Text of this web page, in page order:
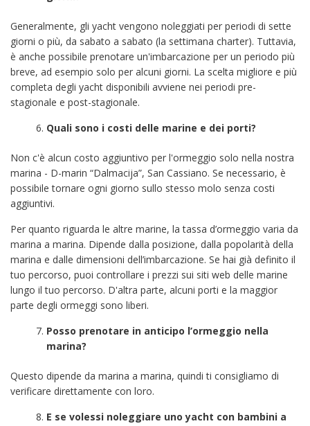
Generalmente, gli yacht vengono noleggiati per periodi di sette
giorni o più, da sabato a sabato (la settimana charter). Tuttavia,
è anche possibile prenotare un'imbarcazione per un periodo più
breve, ad esempio solo per alcuni giorni. La scelta migliore e più
completa degli yacht disponibili avviene nei periodi pre-
stagionale e post-stagionale.
Quali sono i costi delle marine e dei porti?
Non c'è alcun costo aggiuntivo per l'ormeggio solo nella nostra
marina - D-marin “Dalmacija”, San Cassiano. Se necessario, è
possibile tornare ogni giorno sullo stesso molo senza costi
aggiuntivi.
Per quanto riguarda le altre marine, la tassa d’ormeggio varia da
marina a marina. Dipende dalla posizione, dalla popolarità della
marina e dalle dimensioni dell’imbarcazione. Se hai già definito il
tuo percorso, puoi controllare i prezzi sui siti web delle marine
lungo il tuo percorso. D'altra parte, alcuni porti e la maggior
parte degli ormeggi sono liberi.
Posso prenotare in anticipo l’ormeggio nella
marina?
Questo dipende da marina a marina, quindi ti consigliamo di
verificare direttamente con loro.
E se volessi noleggiare uno yacht con bambini a